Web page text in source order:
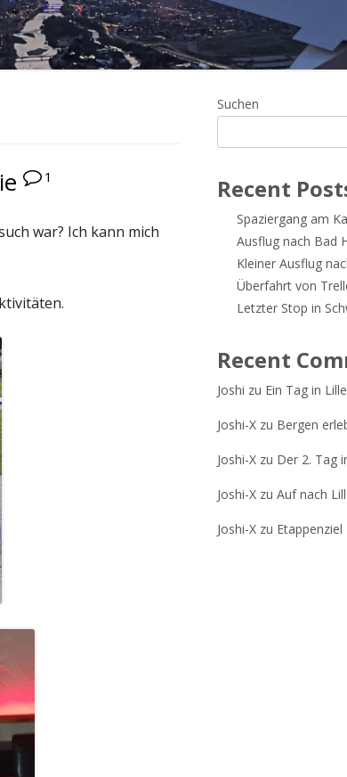
1
war? Ich kann mich
Haupt-
Seitenleiste
Suchen
Recent
Spaziergang am
Ausflug nach Bad
Kleiner Ausflug
Überfahrt von
Letzter Stop in
Recent
Joshi zu Ein Tag in
Joshi-X zu Bergen
Joshi-X zu Der 2. Tag
Joshi-X zuAuf nach
Joshi-X zu Etappenziel